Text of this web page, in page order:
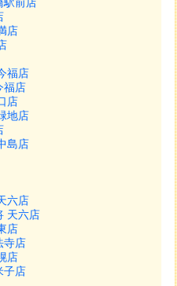
店
福店
福店
店
地店
島店
六店
天六店
店
寺店
店
子店